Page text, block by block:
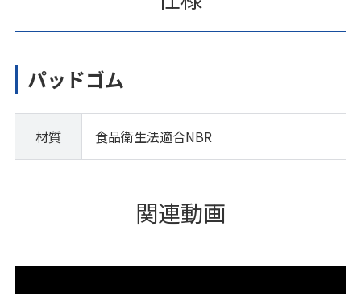
パッドゴム
材質 食品衛生法適合NBR
関連動画